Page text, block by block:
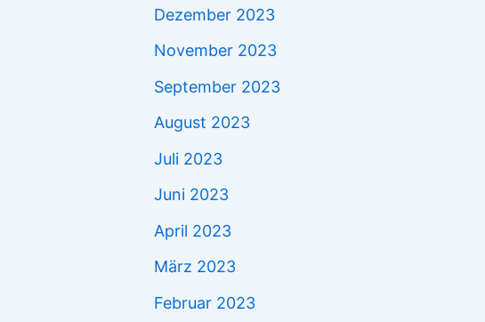
Dezember 2023
November 2023
September 2023
August 2023
Juli 2023
Juni 2023
April 2023
März 2023
Februar 2023